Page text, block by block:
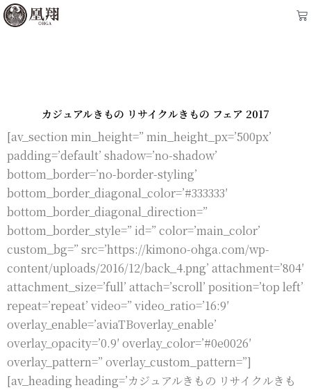
内
容
カジュアルきもの リサイクルきもの フェア 2017
[av_section min_height=” min_height_px=’500px’
padding=’default’ shadow=’no-shadow’
bottom_border=’no-border-styling’
bottom_border_diagonal_color=’#333333′
bottom_border_diagonal_direction=”
bottom_border_style=” id=” color=’main_color’
custom_bg=” src=’https://kimono-ohga.com/wp-
content/uploads/2016/12/back_4.png’ attachment=’804′
attachment_size=’full’ attach=’scroll’ position=’top left’
repeat=’repeat’ video=” video_ratio=’16:9′
overlay_enable=’aviaTBoverlay_enable’
overlay_opacity=’0.9′ overlay_color=’#0e0026′
overlay_pattern=” overlay_custom_pattern=”]
[av_heading heading=’カジュアルきもの リサイクルきも